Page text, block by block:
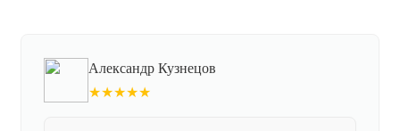
Александр Кузнецов
★★★★★